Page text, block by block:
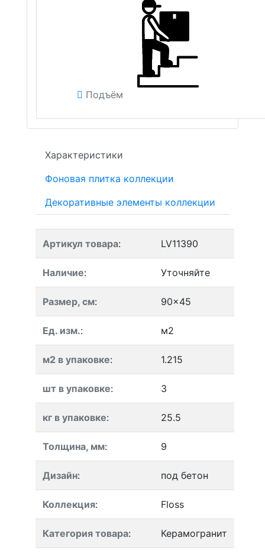
Подъём
Характеристики
Фоновая плитка коллекции
Декоративные элементы коллекции
Артикул товара: LV11390
Наличие: Уточняйте
Размер, см: 90x45
Ед. изм.: м2
м2 в упаковке: 1.215
шт в упаковке: 3
кг в упаковке: 25.5
Толщина, мм: 9
Дизайн: под бетон
Коллекция: Floss
Категория товара: Керамогранит